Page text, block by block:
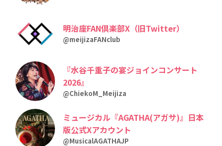
明治座FAN倶楽部X（旧Twitter）
@meijizaFANclub
『水谷千重子の宴ジョインコンサート
2026』
@ChiekoM_Meijiza
ミュージカル『AGATHA(アガサ)』日本
版公式Xアカウント
@MusicalAGATHAJP